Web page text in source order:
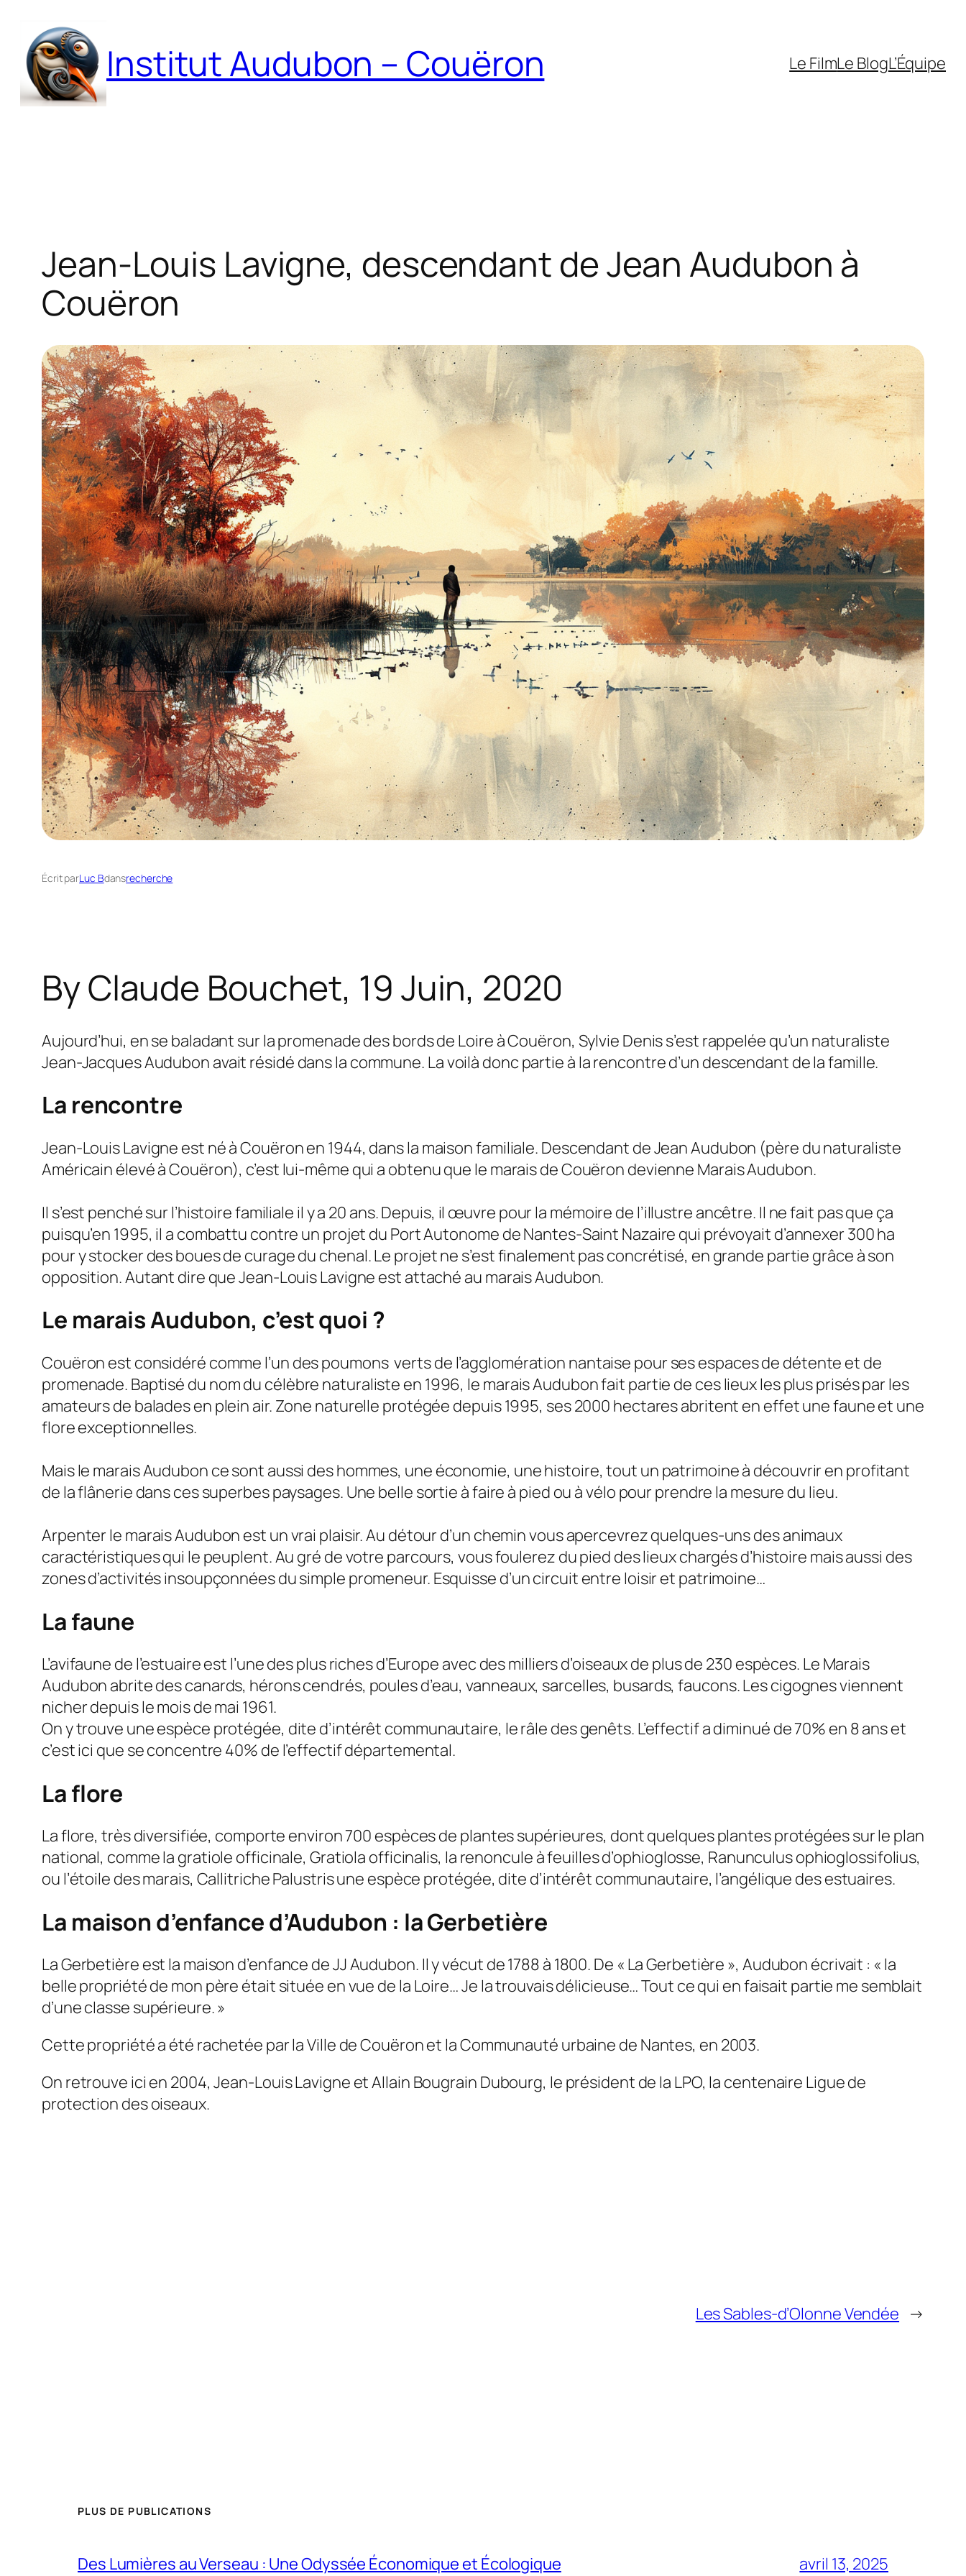
contenu
Institut Audubon – Couëron Le FilmLe BlogL’Équipe
Jean-Louis Lavigne, descendant de Jean Audubon à
Couëron
Écrit parLuc Bdansrecherche
By Claude Bouchet, 19 Juin, 2020
Aujourd’hui, en se baladant sur la promenade des bords de Loire à Couëron, Sylvie Denis s’est rappelée qu’un naturaliste
Jean-Jacques Audubon avait résidé dans la commune. La voilà donc partie à la rencontre d’un descendant de la famille.
La rencontre
Jean-Louis Lavigne est né à Couëron en 1944, dans la maison familiale. Descendant de Jean Audubon (père du naturaliste
Américain élevé à Couëron), c’est lui-même qui a obtenu que le marais de Couëron devienne Marais Audubon.
Il s’est penché sur l’histoire familiale il y a 20 ans. Depuis, il œuvre pour la mémoire de l’illustre ancêtre. Il ne fait pas que ça
puisqu’en 1995, il a combattu contre un projet du Port Autonome de Nantes-Saint Nazaire qui prévoyait d’annexer 300 ha
pour y stocker des boues de curage du chenal. Le projet ne s’est finalement pas concrétisé, en grande partie grâce à son
opposition. Autant dire que Jean-Louis Lavigne est attaché au marais Audubon.
Le marais Audubon, c’est quoi ?
Couëron est considéré comme l’un des poumons verts de l’agglomération nantaise pour ses espaces de détente et de
promenade. Baptisé du nom du célèbre naturaliste en 1996, le marais Audubon fait partie de ces lieux les plus prisés par les
amateurs de balades en plein air. Zone naturelle protégée depuis 1995, ses 2000 hectares abritent en effet une faune et une
flore exceptionnelles.
Mais le marais Audubon ce sont aussi des hommes, une économie, une histoire, tout un patrimoine à découvrir en profitant
de la flânerie dans ces superbes paysages. Une belle sortie à faire à pied ou à vélo pour prendre la mesure du lieu.
Arpenter le marais Audubon est un vrai plaisir. Au détour d’un chemin vous apercevrez quelques-uns des animaux
caractéristiques qui le peuplent. Au gré de votre parcours, vous foulerez du pied des lieux chargés d’histoire mais aussi des
zones d’activités insoupçonnées du simple promeneur. Esquisse d’un circuit entre loisir et patrimoine…
La faune
L’avifaune de l’estuaire est l’une des plus riches d’Europe avec des milliers d’oiseaux de plus de 230 espèces. Le Marais
Audubon abrite des canards, hérons cendrés, poules d’eau, vanneaux, sarcelles, busards, faucons. Les cigognes viennent
nicher depuis le mois de mai 1961.
On y trouve une espèce protégée, dite d’intérêt communautaire, le râle des genêts. L’effectif a diminué de 70% en 8 ans et
c’est ici que se concentre 40% de l’effectif départemental.
La flore
La flore, très diversifiée, comporte environ 700 espèces de plantes supérieures, dont quelques plantes protégées sur le plan
national, comme la gratiole officinale, Gratiola officinalis, la renoncule à feuilles d’ophioglosse, Ranunculus ophioglossifolius,
ou l’étoile des marais, Callitriche Palustris une espèce protégée, dite d’intérêt communautaire, l’angélique des estuaires.
La maison d’enfance d’Audubon : la Gerbetière
La Gerbetière est la maison d’enfance de JJ Audubon. Il y vécut de 1788 à 1800. De « La Gerbetière », Audubon écrivait : « la
belle propriété de mon père était située en vue de la Loire… Je la trouvais délicieuse… Tout ce qui en faisait partie me semblait
d’une classe supérieure. »
Cette propriété a été rachetée par la Ville de Couëron et la Communauté urbaine de Nantes, en 2003.
On retrouve ici en 2004, Jean-Louis Lavigne et Allain Bougrain Dubourg, le président de la LPO, la centenaire Ligue de
protection des oiseaux.
Les Sables-d’Olonne Vendée →
PLUS DE PUBLICATIONS
Des Lumières au Verseau : Une Odyssée Économique et Écologique avril 13, 2025